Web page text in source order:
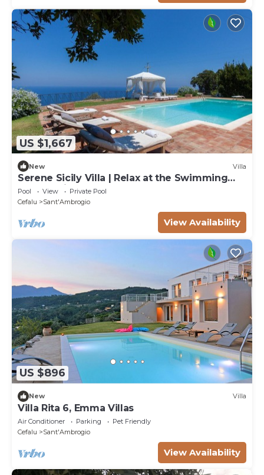
US $1,667
New Villa
Serene Sicily Villa | Relax at the Swimming
Pool by Villamore | 5 Bedrooms
Pool View
Private Pool
Cefalu
Sant'Ambrogio
View Availability
US $896
New Villa
Villa Rita 6, Emma Villas
Air Conditioner Parking
Pet Friendly
Cefalu
Sant'Ambrogio
View Availability